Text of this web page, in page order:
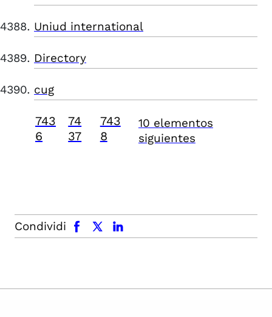
Uniud international
Directory
cug
743
6
74
37
743
8
10 elementos
siguientes
Condividi
facebook x.com linkedin